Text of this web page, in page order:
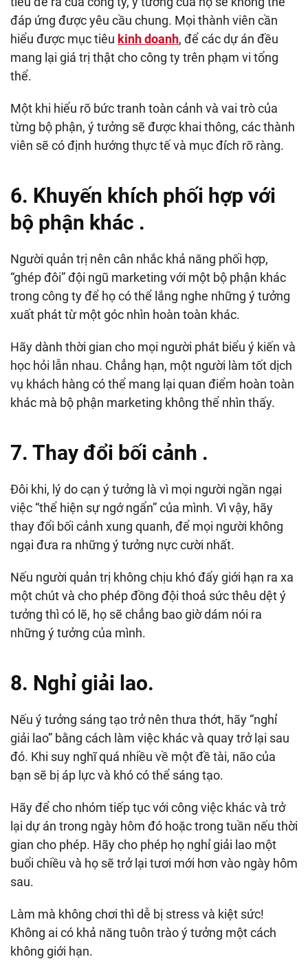
đáp ứng được yêu cầu chung. Mọi thành viên cần
hiểu được mục tiêu kinh doanh, để các dự án đều
mang lại giá trị thật cho công ty trên phạm vi tổng
thể.
Một khi hiểu rõ bức tranh toàn cảnh và vai trò của
từng bộ phận, ý tưởng sẽ được khai thông, các thành
viên sẽ có định hướng thực tế và mục đích rõ ràng.
6. Khuyến khích phối hợp với
bộ phận khác .
Người quản trị nên cân nhắc khả năng phối hợp,
“ghép đôi” đội ngũ marketing với một bộ phận khác
trong công ty để họ có thể lắng nghe những ý tưởng
xuất phát từ một góc nhìn hoàn toàn khác.
Hãy dành thời gian cho mọi người phát biểu ý kiến và
học hỏi lẫn nhau. Chẳng hạn, một người làm tốt dịch
vụ khách hàng có thể mang lại quan điểm hoàn toàn
khác mà bộ phận marketing không thể nhìn thấy.
7. Thay đổi bối cảnh .
Đôi khi, lý do cạn ý tưởng là vì mọi người ngần ngại
việc “thể hiện sự ngớ ngẩn” của mình. Vì vậy, hãy
thay đổi bối cảnh xung quanh, để mọi người không
ngại đưa ra những ý tưởng nực cười nhất.
Nếu người quản trị không chịu khó đẩy giới hạn ra xa
một chút và cho phép đồng đội thoả sức thêu dệt ý
tưởng thì có lẽ, họ sẽ chẳng bao giờ dám nói ra
những ý tưởng của mình.
8. Nghỉ giải lao.
Nếu ý tưởng sáng tạo trở nên thưa thớt, hãy “nghỉ
giải lao” bằng cách làm việc khác và quay trở lại sau
đó. Khi suy nghĩ quá nhiều về một đề tài, não của
bạn sẽ bị áp lực và khó có thể sáng tạo.
Hãy để cho nhóm tiếp tục với công việc khác và trở
lại dự án trong ngày hôm đó hoặc trong tuần nếu thời
gian cho phép. Hãy cho phép họ nghỉ giải lao một
buổi chiều và họ sẽ trở lại tươi mới hơn vào ngày hôm
sau.
Làm mà không chơi thì dễ bị stress và kiệt sức!
Không ai có khả năng tuôn trào ý tưởng một cách
không giới hạn.